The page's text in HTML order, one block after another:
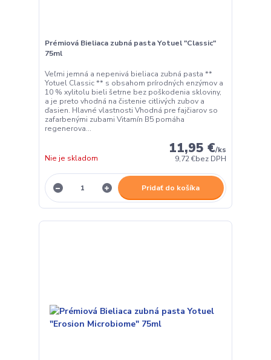
Prémiová Bieliaca zubná pasta Yotuel "Classic"
75ml
Veľmi jemná a nepenivá bieliaca zubná pasta **
Yotuel Classic ** s obsahom prírodných enzýmov a
10 % xylitolu bieli šetrne bez poškodenia skloviny,
a je preto vhodná na čistenie citlivých zubov a
ďasien. Hlavné vlastnosti Vhodná pre fajčiarov so
zafarbenými zubami Vitamín B5 pomáha
regenerova...
11,95 €/ks
9,72 €bez DPH
Nie je skladom
Pridať do košíka